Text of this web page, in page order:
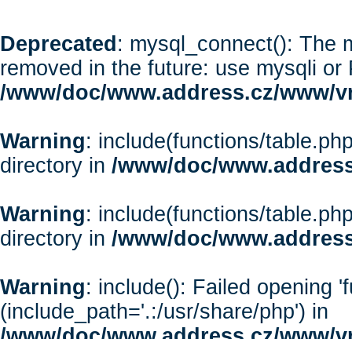
Deprecated : mysql_connect(): The
removed in the future: use mysqli or
/www/doc/www.address.cz/www/
Warning: include(functions/
directory in /www/doc/
Warning: include(functions/
directory in /www/doc/
Warning: include(): Failed opening
(include_path='.:/usr/share/php') in